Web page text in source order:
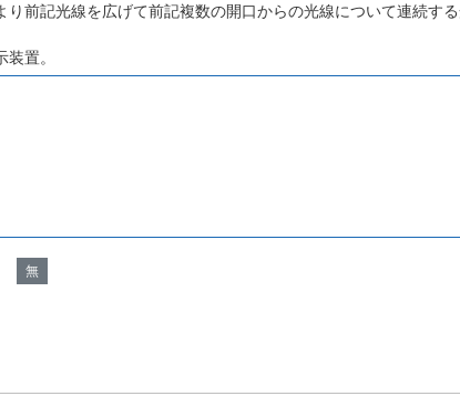
り前記光線を広げて前記複数の開口からの光線について連続す
置。
無